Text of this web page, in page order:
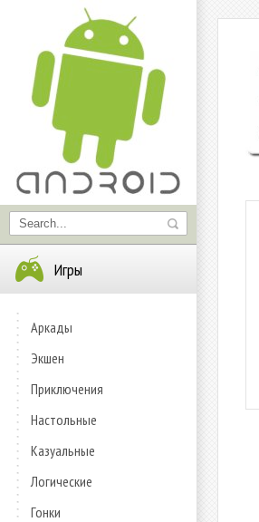
Игры
Аркады
Экшен
Приключения
Настольные
Казуальные
Логические
Гонки